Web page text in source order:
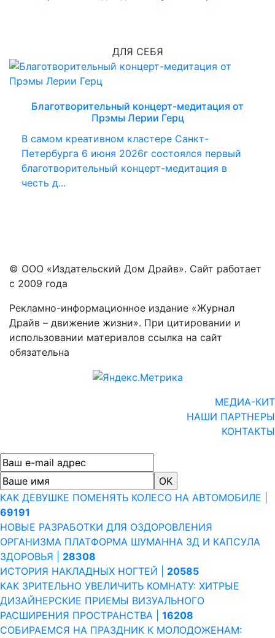
ДЛЯ СЕБЯ
Благотворительный концерт-медитация от
Прэмы Лерии Герц
В самом креативном кластере Санкт-
Петербурга 6 июня 2026г состоялся первый
благотворительный концерт-медитация в
честь д...
© ООО «Издательский Дом Драйв». Сайт работает
с 2009 года
Рекламно-информационное издание «Журнал
Драйв – движение жизни». При цитировании и
использовании материалов ссылка на сайт
обязательна
МЕДИА-КИТ
НАШИ ПАРТНЕРЫ
КОНТАКТЫ
КАК ДЕВУШКЕ ПОМЕНЯТЬ КОЛЕСО НА АВТОМОБИЛЕ |
69191
НОВЫЕ РАЗРАБОТКИ ДЛЯ ОЗДОРОВЛЕНИЯ
ОРГАНИЗМА ПЛАТФОРМА ШУМАННА 3Д И КАПСУЛА
ЗДОРОВЬЯ | 28308
ИСТОРИЯ НАКЛАДНЫХ НОГТЕЙ | 20585
КАК ЗРИТЕЛЬНО УВЕЛИЧИТЬ КОМНАТУ: ХИТРЫЕ
ДИЗАЙНЕРСКИЕ ПРИЕМЫ ВИЗУАЛЬНОГО
РАСШИРЕНИЯ ПРОСТРАНСТВА | 16208
СОБИРАЕМСЯ НА ПРАЗДНИК К МОЛОДОЖЕНАМ: